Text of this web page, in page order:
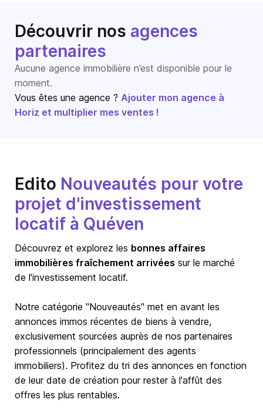
Découvrir nos agences
partenaires
Aucune agence immobilière n’est disponible pour le
moment.
Vous êtes une agence ? Ajouter mon agence à
Horiz et multiplier mes ventes !
Edito Nouveautés pour votre
projet d'investissement
locatif à Quéven
Découvrez et explorez les bonnes affaires
immobilières fraîchement arrivées sur le marché
de l'investissement locatif.
Notre catégorie "Nouveautés" met en avant les
annonces immos récentes de biens à vendre,
exclusivement sourcées auprès de nos partenaires
professionnels (principalement des agents
immobiliers). Profitez du tri des annonces en fonction
de leur date de création pour rester à l'affût des
offres les plus rentables.